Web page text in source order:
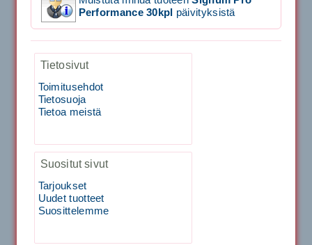
1,999.00€
SIGNUM S-7000 &...
40883 Harjasosa hiekkanurmiharjaan
Vaihto harjasosa hie...
Performance 30kpl
päivityksistä
Tietosivut
Toimitusehdot
Tietosuoja
Tietoa meistä
Suositut sivut
Tarjoukset
Uudet tuotteet
Suosittelemme